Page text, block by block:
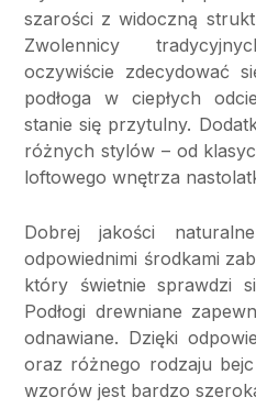
szarości z widoczną
Zwolennicy
oczywiście zdecydować
podłoga w ciepłych
stanie się przytulny.
różnych stylów – od
loftowego wnętrza
Dobrej jakości
odpowiednimi środkami
który świetnie sprawdzi
Podłogi drewniane
odnawiane. Dzięki
oraz różnego rodzaju
wzorów jest bardzo